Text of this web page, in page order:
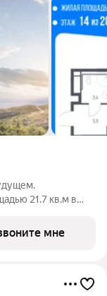
21.7 кв.м в
отделки мымне